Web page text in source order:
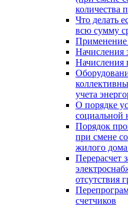
количества
Что делать
всю сумму
Начисления
Начисления
учета
О порядке
социальной
Порядок
при смене
жилого
Перерасчет
отсутствия
счетчиков